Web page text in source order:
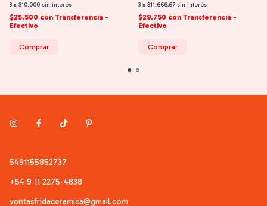
3 x $10.000 sin interés
$25.500 con Transferencia -
Efectivo
Comprar
3 x $11.666,67 sin interés
$29.750 con Transferencia -
Efectivo
Comprar
5491155852737
+54 9 11 2275-4838
ventasfridaceramica@gmail.com